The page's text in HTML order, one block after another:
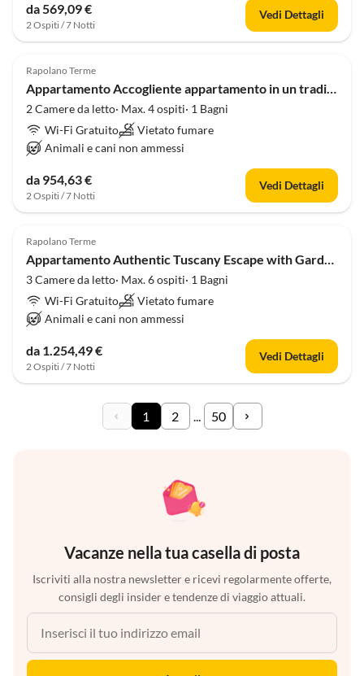
da 569,09 €
2 Ospiti / 7 Notti
Vedi Dettagli
Rapolano Terme
Appartamento Accogliente appartamento in un tradizionale casale in pietra toscano
2 Camere da letto· Max. 4 ospiti· 1 Bagni
Wi-Fi Gratuito
Vietato fumare
Animali e cani non ammessi
da 954,63 €
2 Ospiti / 7 Notti
Vedi Dettagli
Rapolano Terme
Appartamento Authentic Tuscany Escape with Garden, Near Siena & Chianti
3 Camere da letto· Max. 6 ospiti· 1 Bagni
Wi-Fi Gratuito
Vietato fumare
Animali e cani non ammessi
da 1.254,49 €
2 Ospiti / 7 Notti
Vedi Dettagli
1 2 ... 50
Vacanze nella tua casella di posta
Iscriviti alla nostra newsletter e ricevi regolarmente offerte,
consigli degli insider e tendenze di viaggio attuali.